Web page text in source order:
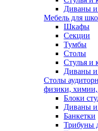
Диваны
Мебель для
Шкафы
Секции
Тумбы
Столы
Стулья и
Диваны
Столы
физики, химии,
Блоки
Диваны и
Банкетки
Трибуны